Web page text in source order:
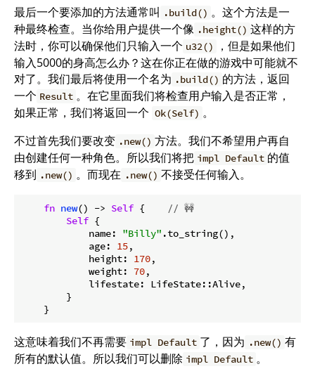
最后一个要添加的方法通常叫 .build() 。这个方法是一
种最终检查。当你给用户提供一个像 .height() 这样的方
法时，你可以确保他们只输入一个 u32()
，但是如果他们
输入5000的身高怎么办？这在你正在做的游戏中可能就不
对了。我们最后将使用一个名为 .build() 的方法，返回
一个 Result 。在它里面我们将检查用户输入是否正常，
如果正常，我们将返回一个 Ok(Self) 。
不过首先我们要改变 .new() 方法。我们不希望用户再自
由创建任何一种角色。所以我们将把 impl Default 的值
移到 .new() 。而现在 .new() 不接受任何输入。
fn new() -> Self {
// 🚧
Self {
            name:
"Billy" .to_string(),
            age:
15,
            height:
170,
            weight:
70,
            lifestate: LifeState::Alive,
        }
这意味着我们不再需要 impl Default 了，因为 .new() 有
所有的默认值。所以我们可以删除 impl Default 。